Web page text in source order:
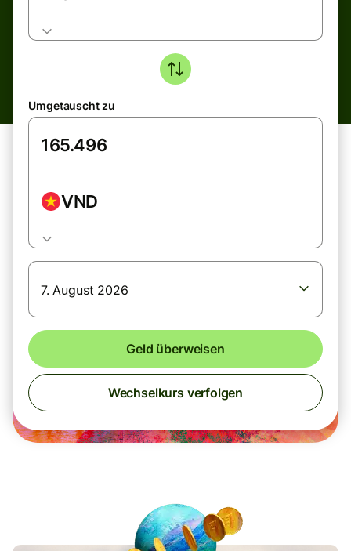
Umgetauscht zu
VND
7. August 2026
Geld überweisen
Wechselkurs verfolgen